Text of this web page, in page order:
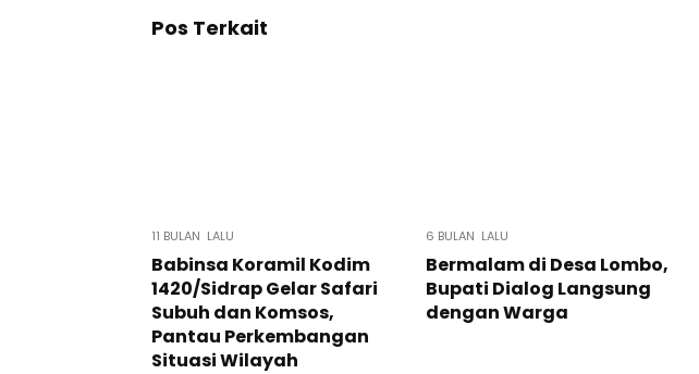
Pos Terkait
11 BULAN LALU
Babinsa Koramil Kodim
1420/Sidrap Gelar Safari
Subuh dan Komsos,
Pantau Perkembangan
Situasi Wilayah
6 BULAN LALU
Bermalam di Desa Lombo,
Bupati Dialog Langsung
dengan Warga